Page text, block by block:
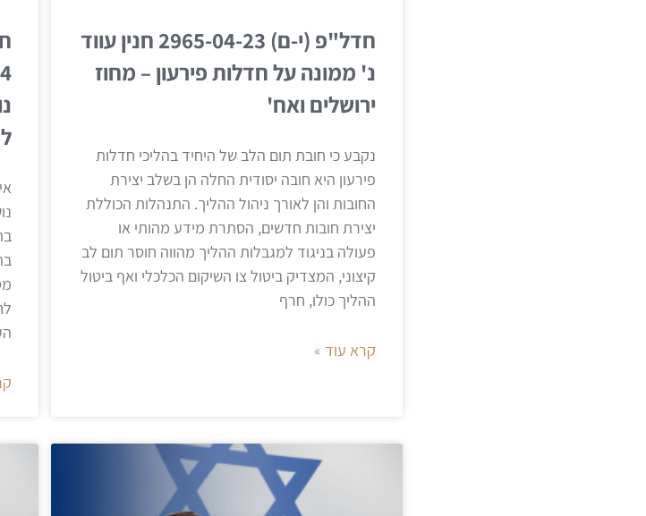
חדל"פ (י-ם) 2965-04-23 חנין עווד
נ' ממונה על חדלות פירעון – מחוז
ירושלים ואח'
נקבע כי חובת תום הלב של היחיד בהליכי חדלות
פירעון היא חובה יסודית החלה הן בשלב יצירת
החובות והן לאורך ניהול ההליך. התנהלות הכוללת
יצירת חובות חדשים, הסתרת מידע מהותי או
פעולה בניגוד למגבלות ההליך מהווה חוסר תום לב
קיצוני, המצדיק ביטול צו השיקום הכלכלי ואף ביטול
ההליך כולו, חרף
קרא עוד »